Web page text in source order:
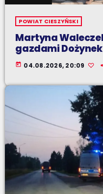
POWIAT CIESZYŃSKI
Martyna
gazdami
today 04.08.2026, 20:09